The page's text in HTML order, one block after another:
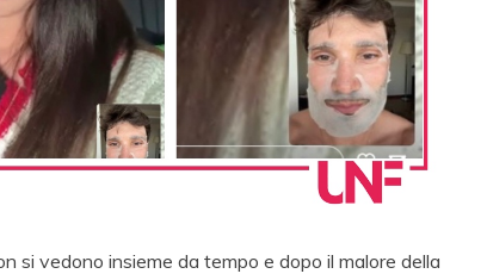
si vedono insieme da tempo e dopo il malore della